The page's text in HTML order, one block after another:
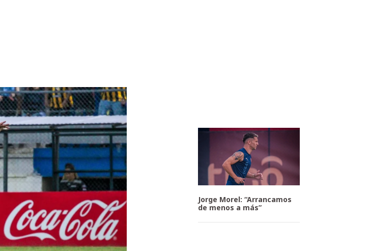
Jorge Morel: “Arrancamos
de menos a más”